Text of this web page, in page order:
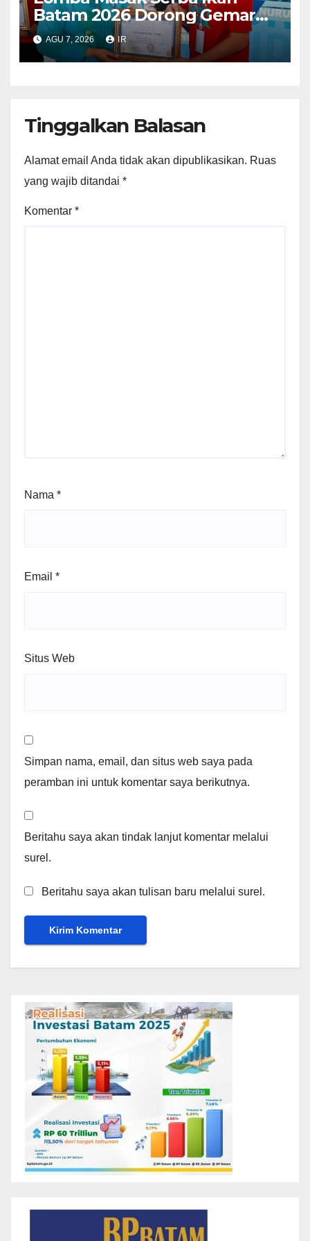
Batam 2026 Dorong Gemar
Makan Ikan
AGU 7, 2026 IR
Tinggalkan Balasan
Alamat email Anda tidak akan dipublikasikan. Ruas
yang wajib ditandai *
Komentar *
Nama *
Email *
Situs Web
Simpan nama, email, dan situs web saya pada
peramban ini untuk komentar saya berikutnya.
Beritahu saya akan tindak lanjut komentar melalui
surel.
Beritahu saya akan tulisan baru melalui surel.